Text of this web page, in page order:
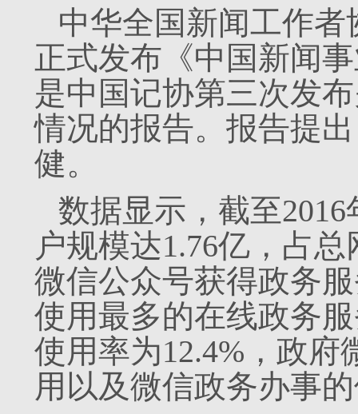
中华全国新闻工作
正式发布《中国新闻
是中国记协第三次发
情况的报告。报告提
健。
数据显示，截至
户规模达1.76亿，占
微信公众号获得政务
使用最多的在线政务
使用率为12.4%，政府
用以及微信政务办事